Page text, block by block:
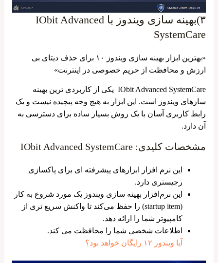
۳)بهینه سازی ویندوز با IObit Advanced
SystemCare
«بهترین ابزار بهینه سازی ویندوز ۱۰ برای حذف دیتای بی
ارزش و محافظت از حریم خصوصی در اینترنت»
IObit Advanced SystemCare یکی از کاربردی ترین بهینه
‌سازهای ویندوز است. این ابزار به هیچ وجه پیچیده نیست و یک
رابط کاربری آسان با یک روش بسیار ساده برای دسترسی به
آن دارد.
مشخصات کلیدی: IObit Advanced SystemCare
این نرم افزار ابزارهای پیشرفته ‌ای برای پاکسازی
رجیستری دارد.
این نرم‌افزار بهینه سازی ویندوز یک مورد شروع به کار
(startup item) را حفظ می‌کند تا واکنش سریع ‌تری از
کامپیوتر شما را ارائه دهد.
اطلاعات شخصی شما را محافظت می ‌کند.
آیا ویندوز ۱۲ رایگان خواهد بود؟